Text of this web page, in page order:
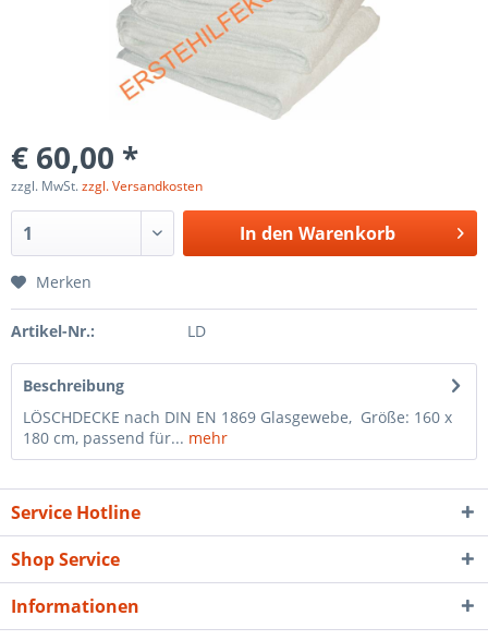
€ 60,00 *
zzgl. MwSt.zzgl. Versandkosten
In den Warenkorb
Merken
Artikel-Nr.: LD
Beschreibung
LÖSCHDECKE nach DIN EN 1869 Glasgewebe, Größe: 160 x
180 cm, passend für... mehr
Service Hotline
Shop Service
Informationen